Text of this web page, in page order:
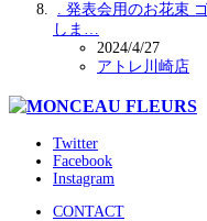
. 発表会用のお花束
しま…
2024/4/27
アトレ川崎店
Twitter
Facebook
Instagram
CONTACT